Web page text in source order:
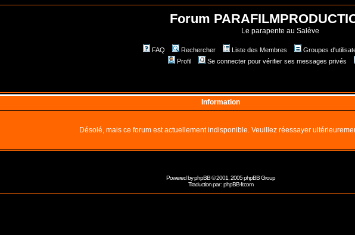
Forum
Le parapente au Salève
FAQ Rechercher Liste des Membres Groupes
Profil
Se connecter pour vérifier ses messages privés
Information
Désolé, mais ce forum est actuellement indisponible. Veuillez réessayer
Powered byphpBB© 2001, 2005 phpBB Group
Traduction par :phpBB-fr.com